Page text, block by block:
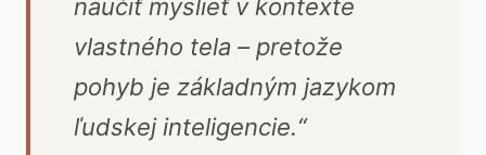
naučiť myslieť v kontexte
vlastného tela – pretože
pohyb je základným jazykom
ľudskej inteligencie.“